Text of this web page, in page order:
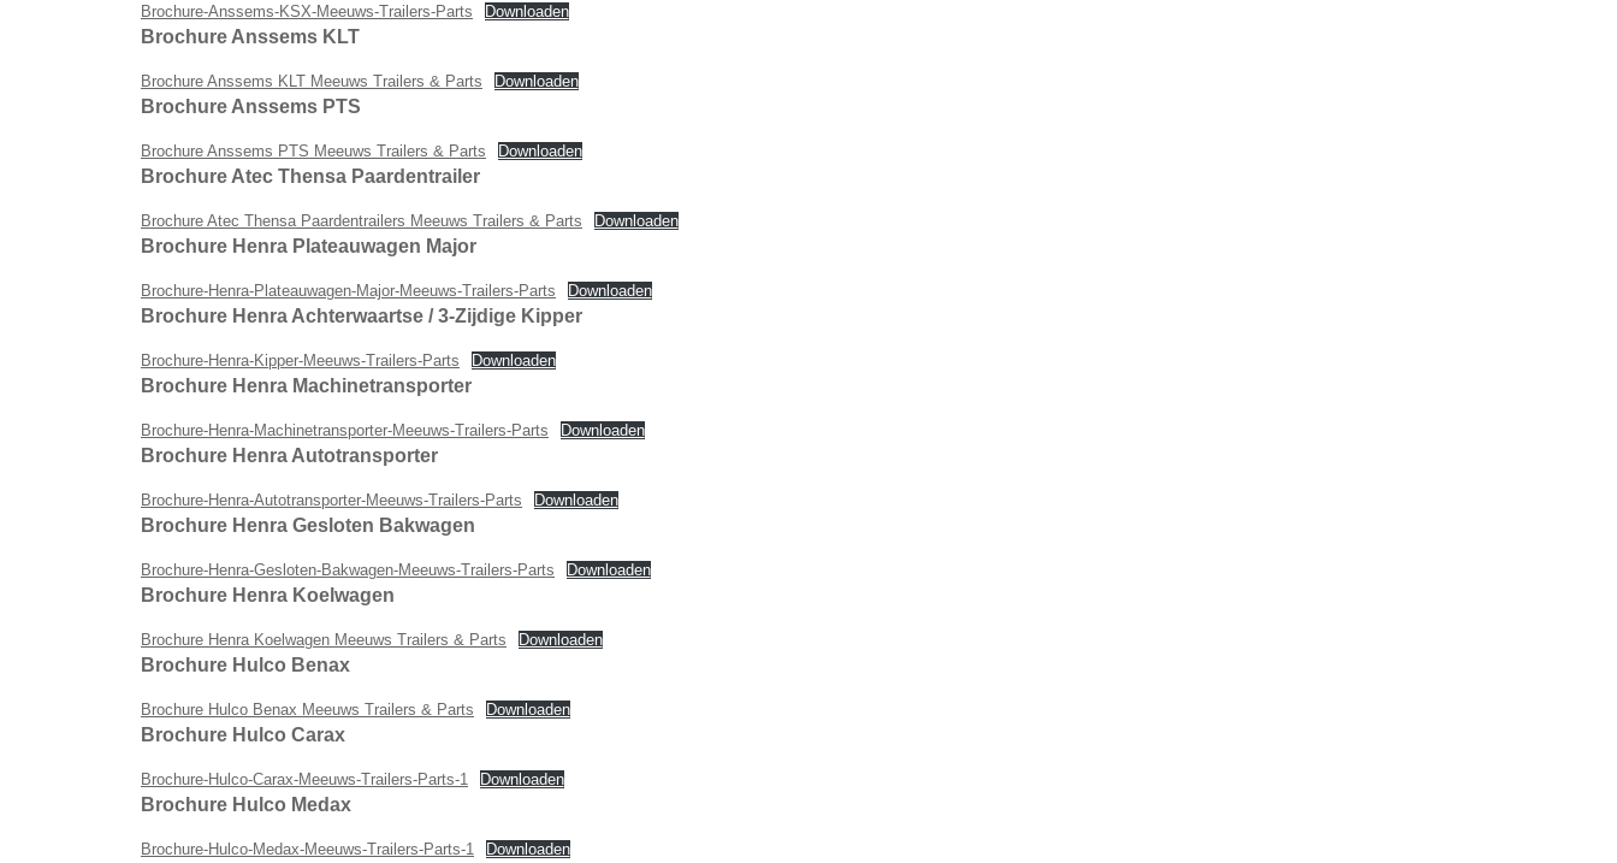
Brochure-Anssems-KSX-Meeuws-Trailers-Parts Downloaden
Brochure Anssems KLT
Brochure Anssems KLT Meeuws Trailers & Parts Downloaden
Brochure Anssems PTS
Brochure Anssems PTS Meeuws Trailers & Parts Downloaden
Brochure Atec Thensa Paardentrailer
Brochure Atec Thensa Paardentrailers Meeuws Trailers & Parts Downloaden
Brochure Henra Plateauwagen Major
Brochure-Henra-Plateauwagen-Major-Meeuws-Trailers-Parts Downloaden
Brochure Henra Achterwaartse / 3-Zijdige Kipper
Brochure-Henra-Kipper-Meeuws-Trailers-Parts Downloaden
Brochure Henra Machinetransporter
Brochure-Henra-Machinetransporter-Meeuws-Trailers-Parts Downloaden
Brochure Henra Autotransporter
Brochure-Henra-Autotransporter-Meeuws-Trailers-Parts Downloaden
Brochure Henra Gesloten Bakwagen
Brochure-Henra-Gesloten-Bakwagen-Meeuws-Trailers-Parts Downloaden
Brochure Henra Koelwagen
Brochure Henra Koelwagen Meeuws Trailers & Parts Downloaden
Brochure Hulco Benax
Brochure Hulco Benax Meeuws Trailers & Parts Downloaden
Brochure Hulco Carax
Brochure-Hulco-Carax-Meeuws-Trailers-Parts-1 Downloaden
Brochure Hulco Medax
Brochure-Hulco-Medax-Meeuws-Trailers-Parts-1 Downloaden